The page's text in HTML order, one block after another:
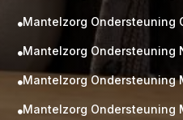
Gratis
Mantelzorg Ondersteuning
Mantelzorg Ondersteuning
Mantelzorg Ondersteuning
Mantelzorg Ondersteuning